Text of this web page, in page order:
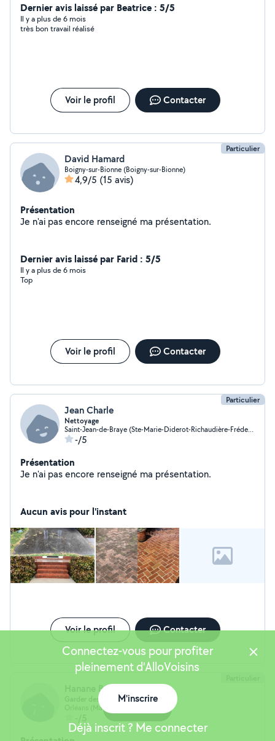
Dernier avis laissé par Beatrice : 5/5
Il y a plus de 6 mois
très bon travail réalisé
Voir le profil Contacter
Particulier
David Hamard
Boigny-sur-Bionne (Boigny-sur-Bionne)
4,9/5 (15 avis)
Présentation
Je n'ai pas encore renseigné ma présentation.
Dernier avis laissé par Farid : 5/5
Il y a plus de 6 mois
Top
Voir le profil Contacter
Particulier
Jean Charle
Nettoyage
Saint-Jean-de-Braye (Ste-Marie-Diderot-Richaudière-Frédeville)
-/5
Présentation
Je n'ai pas encore renseigné ma présentation.
Aucun avis pour l'instant
Voir le profil Contacter
Hanane Bernard
Garder des enfant m'occupe des
Orléans (Marne)
Connectez-vous pour profiter
pleinement d'AlloVoisins
M'inscrire
Déjà inscrit ? Me connecter